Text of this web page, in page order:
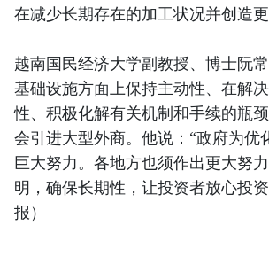
在减少长期存在的加工状况并创造
越南国民经济大学副教授、博士阮
基础设施方面上保持主动性、在解
性、积极化解有关机制和手续的瓶
会引进大型外商。他说：“政府为优
巨大努力。各地方也须作出更大努
明，确保长期性，让投资者放心投
报）